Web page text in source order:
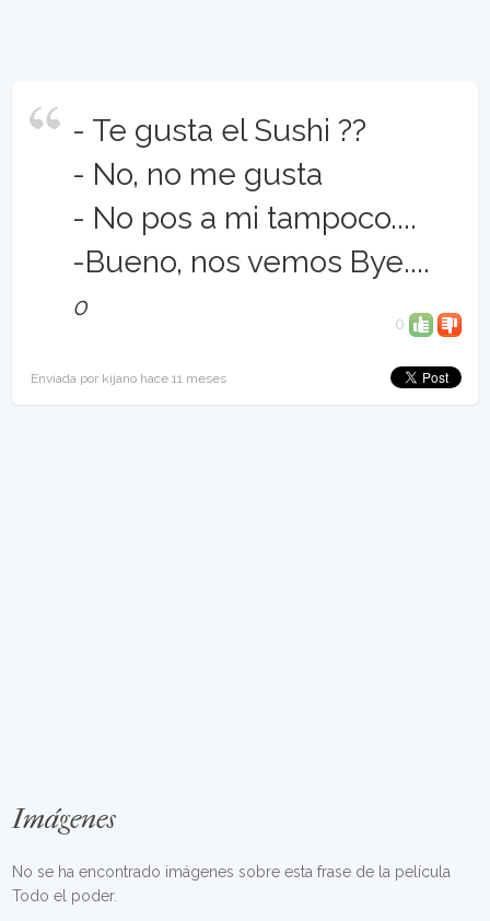
- Te gusta el Sushi ??
- No, no me gusta
- No pos a mi tampoco....
-Bueno, nos vemos Bye....
0
0
Enviada por kijano hace 11 meses
Imágenes
No se ha encontrado imágenes sobre esta frase de la película
Todo el poder.